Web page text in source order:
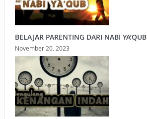
BELAJAR PARENTING DARI NABI YA’QUB
November 20, 2023